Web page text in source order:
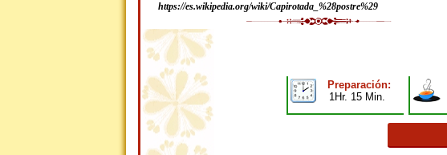
https://es.wikipedia.org/wiki/Capirotada_%28postre%29
Preparación:
1Hr. 15 Min.